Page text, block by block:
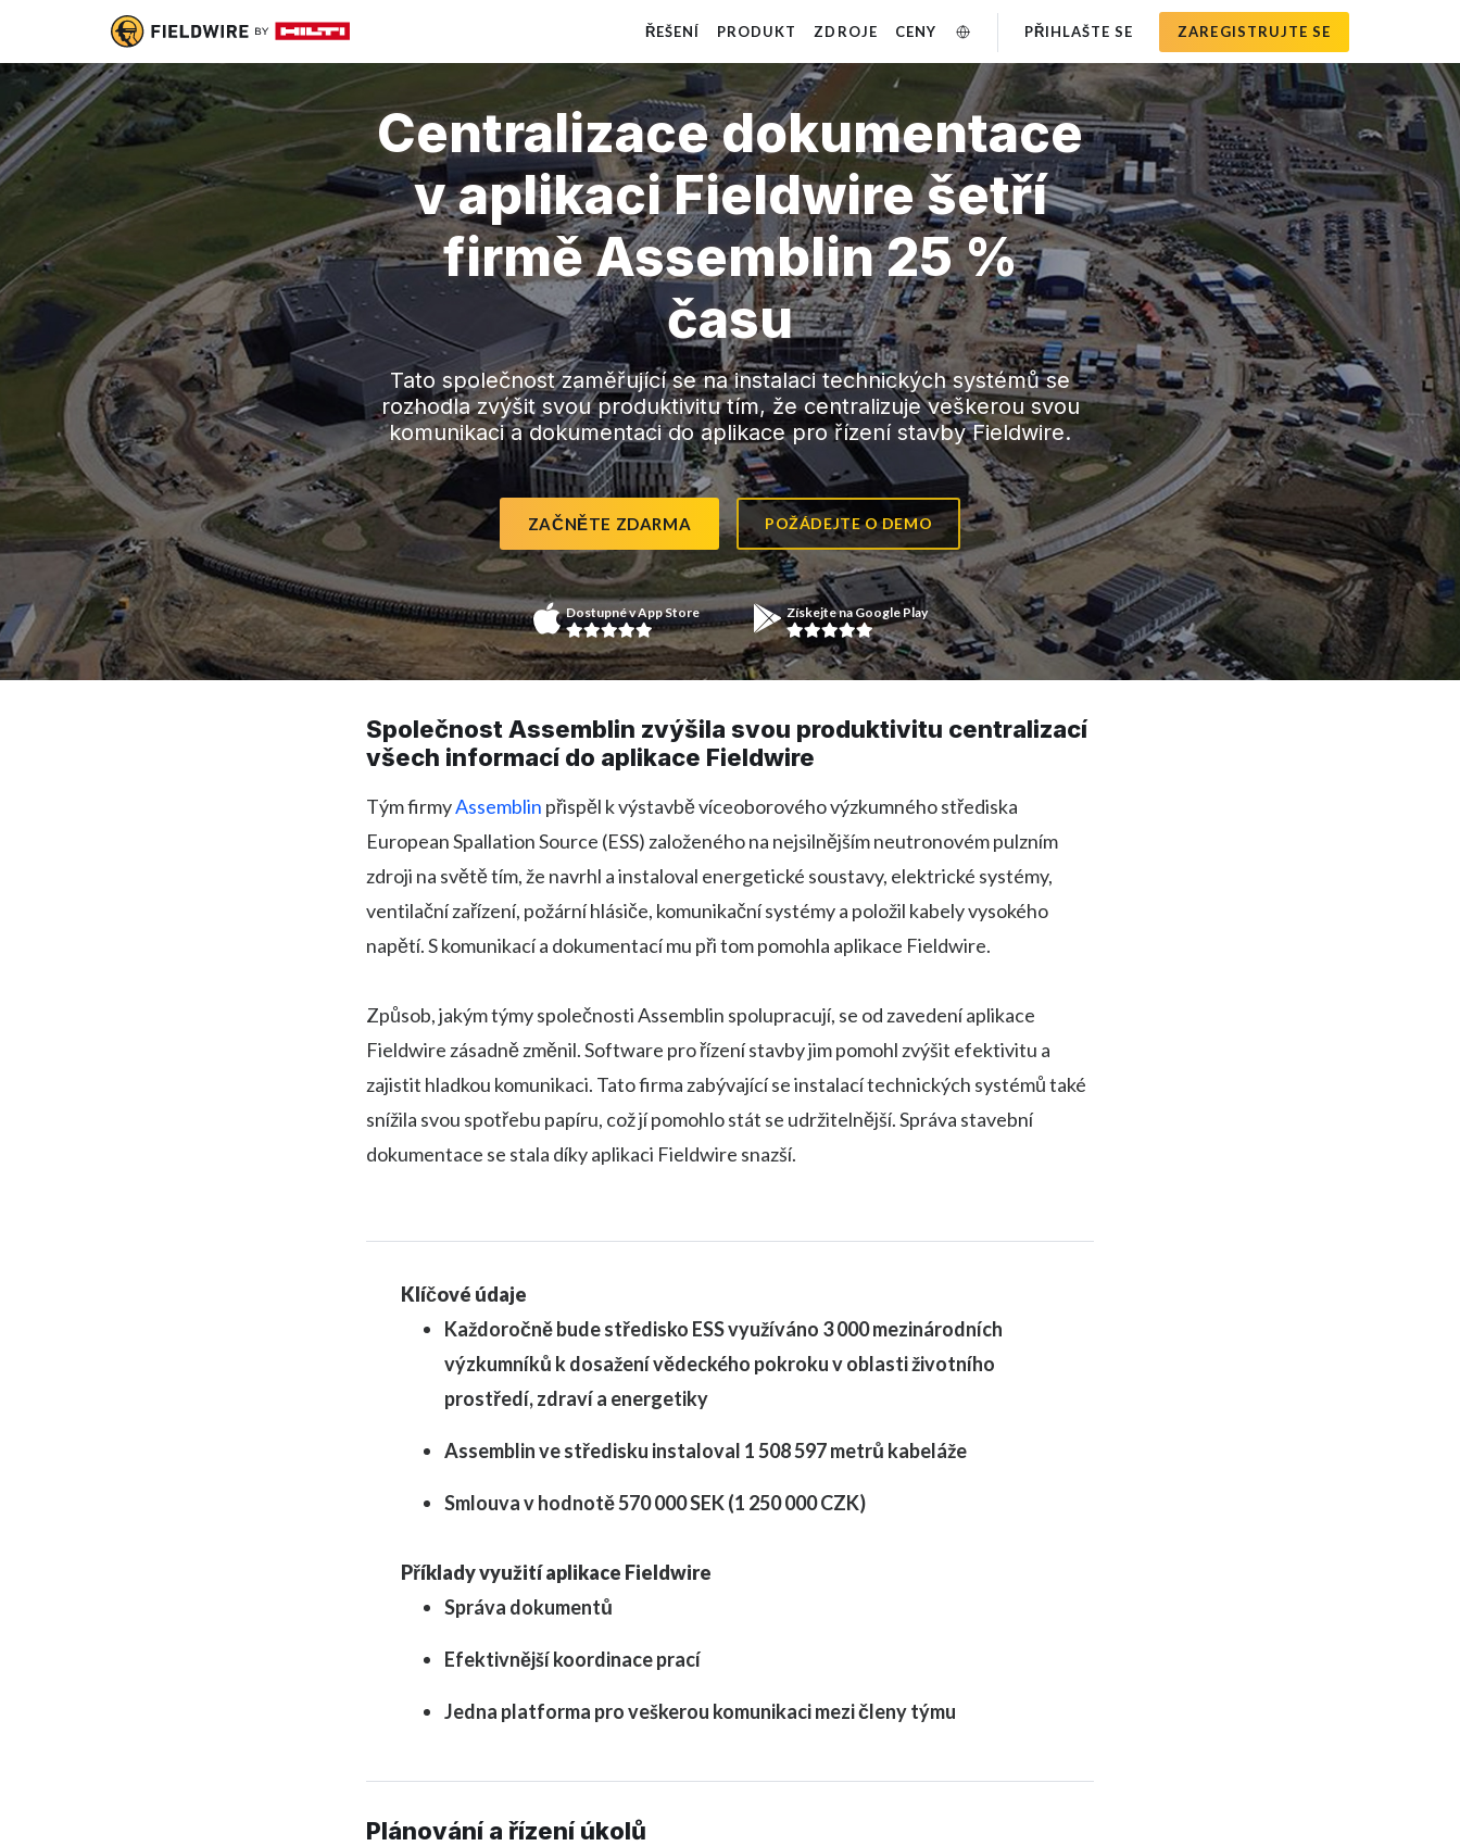
ŘEŠENÍ PRODUKT ZDROJE CENY PŘIHLAŠTE SE ZAREGISTRUJTE SE
Centralizace dokumentace
v aplikaci Fieldwire šetří
firmě Assemblin 25 %
času
Tato společnost zaměřující se na instalaci technických systémů se
rozhodla zvýšit svou produktivitu tím, že centralizuje veškerou svou
komunikaci a dokumentaci do aplikace pro řízení stavby Fieldwire.
ZAČNĚTE ZDARMA POŽÁDEJTE O DEMO
Dostupné v App Store Získejte na Google Play
Společnost Assemblin zvýšila svou produktivitu centralizací
všech informací do aplikace Fieldwire
Tým firmyAssemblin přispěl k výstavbě víceoborového výzkumného střediska
European Spallation Source (ESS) založeného na nejsilnějším neutronovém pulzním
zdroji na světě tím, že navrhl a instaloval energetické soustavy, elektrické systémy,
ventilační zařízení, požární hlásiče, komunikační systémy a položil kabely vysokého
napětí. S komunikací a dokumentací mu při tom pomohla aplikace Fieldwire.
Způsob, jakým týmy společnosti Assemblin spolupracují, se od zavedení aplikace
Fieldwire zásadně změnil. Software pro řízení stavby jim pomohl zvýšit efektivitu a
zajistit hladkou komunikaci. Tato firma zabývající se instalací technických systémů také
snížila svou spotřebu papíru, což jí pomohlo stát se udržitelnější. Správa stavební
dokumentace se stala díky aplikaci Fieldwire snazší.
Klíčové údaje
Každoročně bude středisko ESS využíváno 3 000 mezinárodních
výzkumníků k dosažení vědeckého pokroku v oblasti životního
prostředí, zdraví a energetiky
Assemblin ve středisku instaloval 1 508 597 metrů kabeláže
Smlouva v hodnotě 570 000 SEK (1 250 000 CZK)
Příklady využití aplikace Fieldwire
Správa dokumentů
Efektivnější koordinace prací
Jedna platforma pro veškerou komunikaci mezi členy týmu
Plánování a řízení úkolů